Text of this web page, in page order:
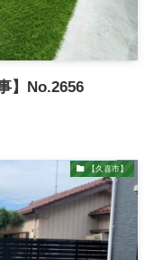
】No.2656
【久喜市】